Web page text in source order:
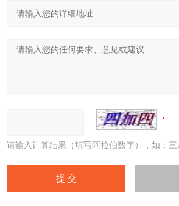
请输入计算结果（填写阿拉伯数字），如：三